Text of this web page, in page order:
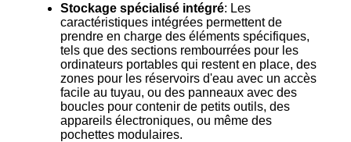
Stockage spécialisé intégré: Les
caractéristiques intégrées permettent de
prendre en charge des éléments spécifiques,
tels que des sections rembourrées pour les
ordinateurs portables qui restent en place, des
zones pour les réservoirs d'eau avec un accès
facile au tuyau, ou des panneaux avec des
boucles pour contenir de petits outils, des
appareils électroniques, ou même des
pochettes modulaires.